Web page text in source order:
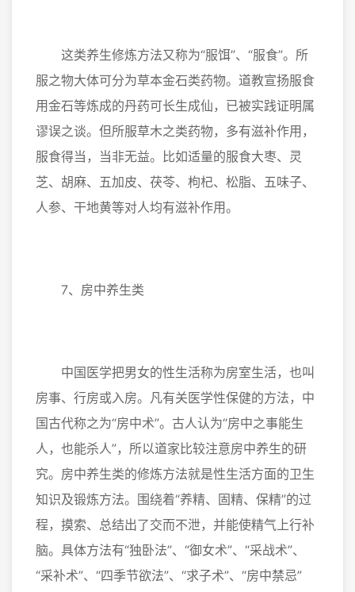
这类养生修炼方法又称为“服饵”、“服食”。所
服之物大体可分为草本金石类药物。道教宣扬服食
用金石等炼成的丹药可长生成仙，已被实践证明属
谬误之谈。但所服草木之类药物，多有滋补作用，
服食得当，当非无益。比如适量的服食大枣、灵
芝、胡麻、五加皮、茯苓、枸杞、松脂、五味子、
人参、干地黄等对人均有滋补作用。
7、房中养生类
中国医学把男女的性生活称为房室生活，也叫
房事、行房或入房。凡有关医学性保健的方法，中
国古代称之为“房中术”。古人认为“房中之事能生
人，也能杀人”，所以道家比较注意房中养生的研
究。房中养生类的修炼方法就是性生活方面的卫生
知识及锻炼方法。围绕着“养精、固精、保精”的过
程，摸索、总结出了交而不泄，并能使精气上行补
脑。具体方法有“独卧法”、“御女术”、“采战术”、
“采补术”、“四季节欲法”、“求子术”、“房中禁忌”